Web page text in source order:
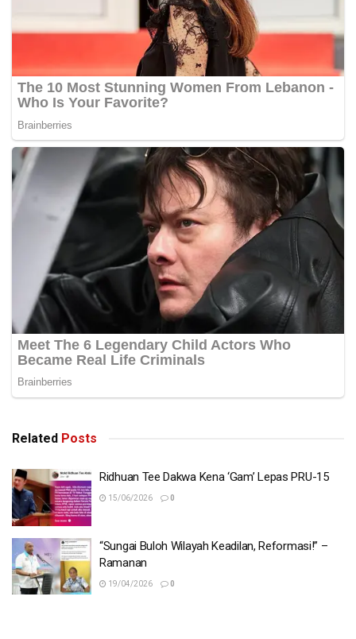
beberapa pencabar lain iaitu veteran UMNO yang juga Ahli
Parlimen Gua Musang, Tengku Razaleigh Hamzah; ahli
UMNO Bahagian Bandar Tun Razak, Mohamed Iqbal
Maricair dan ahli UMNO Bahagian Iskandar Puteri, Mohd
Yusof Musa@Jamaluddin. – BH Online
Tags: Khairy Jamaluddin
Related Posts
Ridhuan Tee Dakwa Kena ‘Gam’ Lepas PRU-15
15/06/2026 0
“Sungai Buloh Wilayah Keadilan, Reformasi!” –
Ramanan
19/04/2026 0